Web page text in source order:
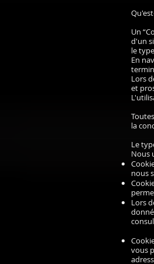
Un
d'un
le
En
Lors
et
la
Le
Nous
nous
Lors
vous